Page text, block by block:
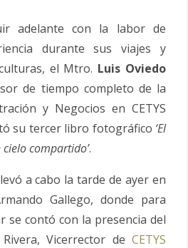
adelante con la labor de
durante sus viajes y
el Mtro. Luis Oviedo
de tiempo completo de la
y Negocios en CETYS
su tercer libro fotográfico ‘El
compartido’.
a cabo la tarde de ayer en
Gallego, donde para
se contó con la presencia del
Vicerrector de CETYS